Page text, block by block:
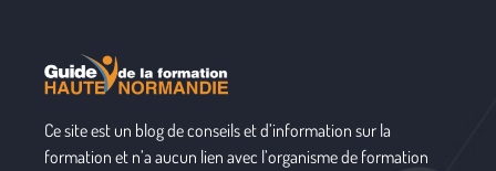
Ce site est un blog de conseils et d’information sur la
formation et n’a aucun lien avec l’organisme de formation